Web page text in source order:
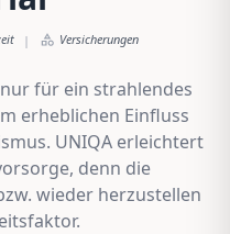
| Versicherungen
für ein strahlendes
erheblichen Einfluss
UNIQA erleichtert
denn die
wieder herzustellen